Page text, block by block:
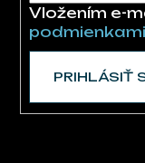
Vložením e-
PRIHLÁSIŤ